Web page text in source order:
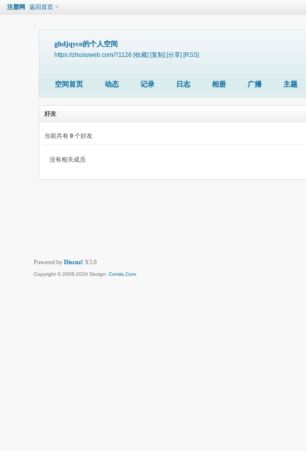
注塑网 返回首页
ghdjqyco的个人空间
https://zhusuweb.com/?1126 [收藏] [复制] [分享] [RSS]
空间首页 动态 记录 日志 相册 广播 主题
好友
当前共有 0 个好友
没有相关成员
Powered by Discuz! X5.0
Copyright © 2008-2024 Design: Comiis.Com